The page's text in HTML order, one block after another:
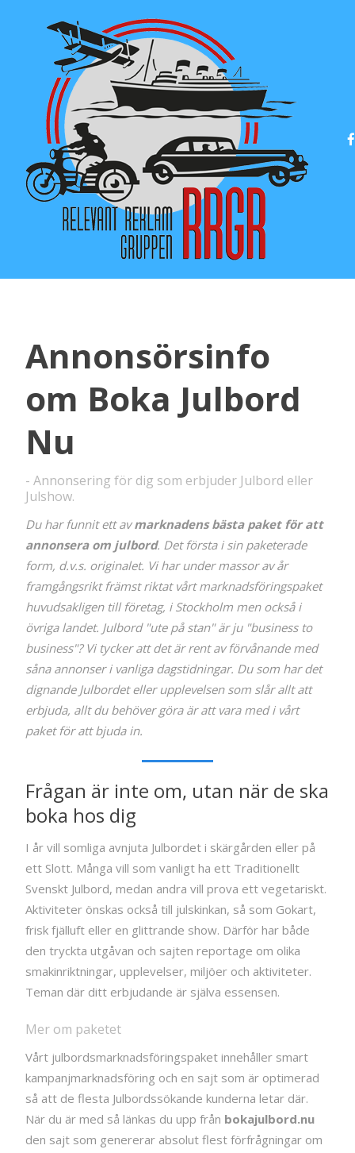
Annonsörsinfo
om Boka Julbord
Nu
- Annonsering för dig som erbjuder Julbord eller
Julshow.
Du har funnitett avmarknadens bästa paket för att
annonsera om julbord. Det första i sin paketerade
form, d.v.s. originalet. Vi har under massor av år
framgångsrikt främst riktat vårt marknadsföringspaket
huvudsakligen till företag, i Stockholm men också i
övriga landet. Julbord "ute på stan" är ju "business to
business"? Vi tycker att det är rent av förvånande med
såna annonser i vanliga dagstidningar. Du som har det
dignande Julbordet eller upplevelsen som slår allt att
erbjuda, allt du behöver göra är att vara med i vårt
paket för att bjuda in.
Frågan är inte om, utan när de ska
boka hos dig
I år vill somliga avnjuta Julbordet i skärgården eller på
ett Slott. Många vill som vanligt ha ett Traditionellt
Svenskt Julbord, medan andra vill prova ett vegetariskt.
Aktiviteter önskas också till julskinkan, så som Gokart,
frisk fjälluft eller en glittrande show. Därför har både
den tryckta utgåvan och sajten reportage om olika
smakinriktningar, upplevelser, miljöer och aktiviteter.
Teman där ditt erbjudande är själva essensen.
Mer om paketet
Vårt julbordsmarknadsföringspaket innehåller smart
kampanjmarknadsföring och en sajt som är optimerad
så att de flesta Julbordssökande kunderna letar där.
När du är med så länkas du upp från bokajulbord.nu
den sajt som genererar absolut flest förfrågningar om